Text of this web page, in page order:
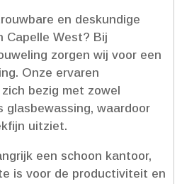
en deskundige
Capelle West? Bij
zorgen wij voor een
Onze ervaren
bezig met zowel
glasbewassing, waardoor
uitziet.​
een schoon kantoor,
is voor de productiviteit en